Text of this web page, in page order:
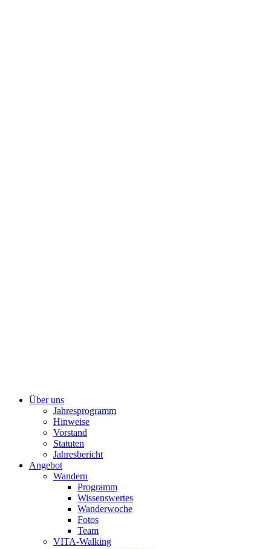
Über uns
Jahresprogramm
Hinweise
Vorstand
Statuten
Jahresbericht
Angebot
Wandern
Programm
Wissenswertes
Wanderwoche
Fotos
Team
VITA-Walking